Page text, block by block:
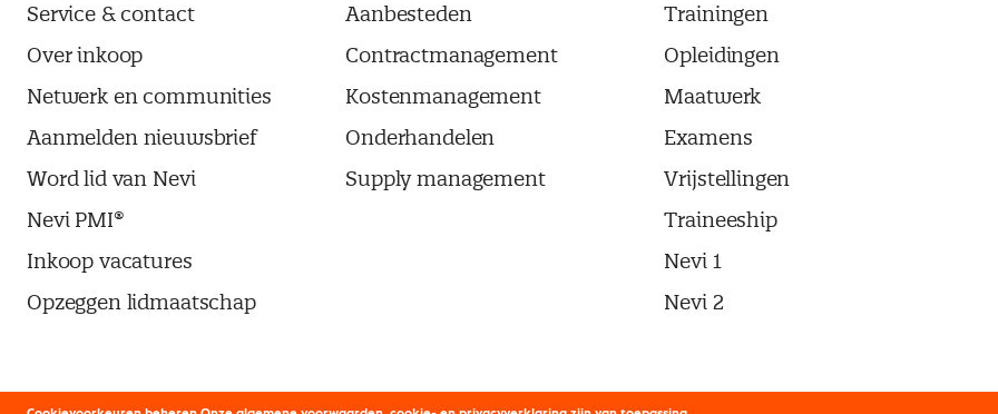
Service & contact
Over inkoop
Netwerk en communities
Aanmelden nieuwsbrief
Word lid van Nevi
Nevi PMI®
Inkoop vacatures
Opzeggen lidmaatschap
Aanbesteden
Contractmanagement
Kostenmanagement
Onderhandelen
Supply management
Trainingen
Opleidingen
Maatwerk
Examens
Vrijstellingen
Traineeship
Nevi 1
Nevi 2